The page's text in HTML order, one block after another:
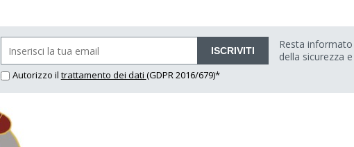
ISCRIVITI
Autorizzo il trattamento dei dati (GDPR 2016/679)*
Resta
della sicurezza